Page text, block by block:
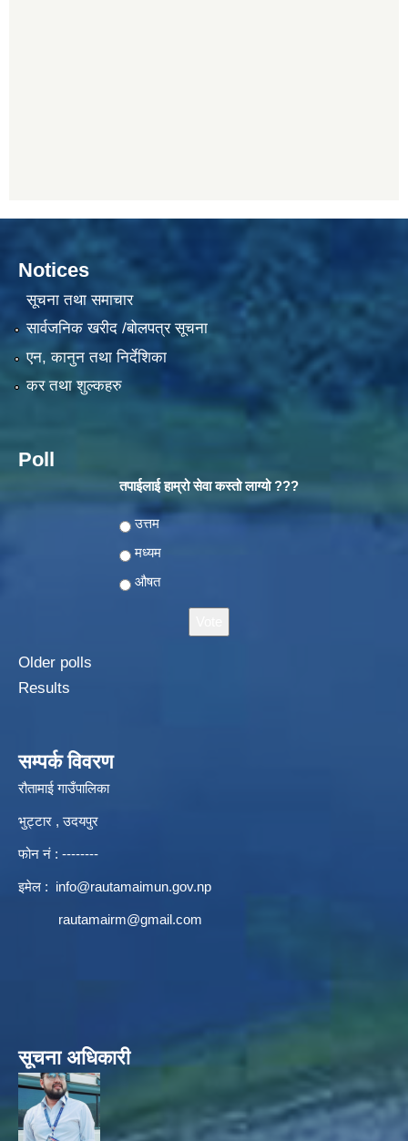
Notices
सूचना तथा समाचार
सार्वजनिक खरीद /बोलपत्र सूचना
एन, कानुन तथा निर्देशिका
कर तथा शुल्कहरु
Poll
तपाईलाई हाम्रो सेवा कस्तो लाग्यो ???
Choices
उत्तम
मध्यम
औषत
Older polls
Results
सम्पर्क विवरण
रौतामाई गाउँपालिका
भुट्टार , उदयपुर
फोन नं : --------
इमेल : info@rautamaimun.gov.np
rautamairm@gmail.com
सूचना अधिकारी